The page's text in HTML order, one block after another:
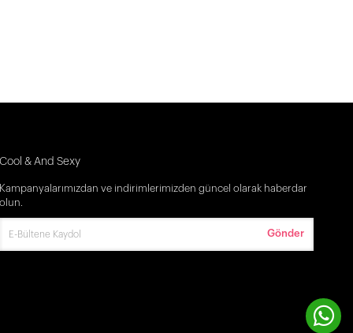
Cool & And Sexy
Kampanyalarımızdan ve indirimlerimizden güncel olarak haberdar
olun.
Gönder